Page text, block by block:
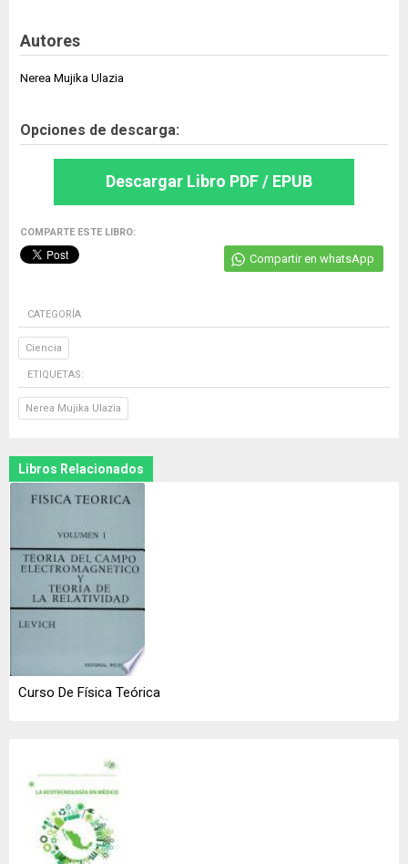
Autores
Nerea Mujika Ulazia
Opciones de descarga:
Descargar Libro PDF / EPUB
COMPARTE ESTE LIBRO:
Compartir en whatsApp
CATEGORÍA
Ciencia
ETIQUETAS:
Nerea Mujika Ulazia
Libros Relacionados
Curso De Física Teórica